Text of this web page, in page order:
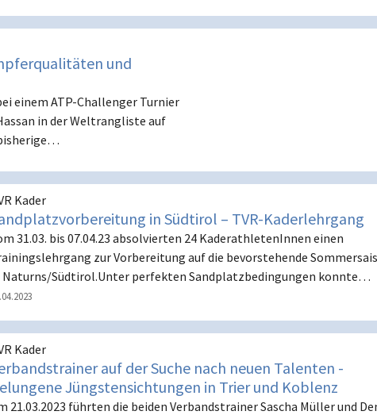
und
einem ATP-Challenger Turnier
in der Weltrangliste auf
Kader
in Südtirol – TVR-Kaderlehrgang
31.03. bis 07.04.23 absolvierten 24 KaderathletenInnen einen
zur Vorbereitung auf die bevorstehende
Naturns/Südtirol.Unter perfekten Sandplatzbedingungen konnte…
Kader
auf der Suche nach neuen Talenten -
Jüngstensichtungen in Trier und Koblenz
21.03.2023 führten die beiden Verbandstrainer Sascha Müller und